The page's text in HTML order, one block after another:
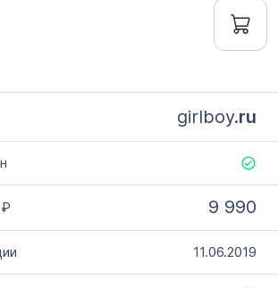
girlboy.ru
9 990
11.06.2019